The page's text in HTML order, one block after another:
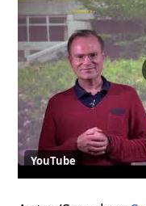
YouTube